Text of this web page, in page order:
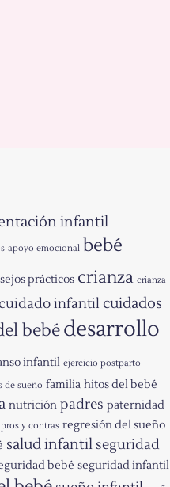
infantil
apoyo emocional bebé
prácticos crianza crianza
infantil cuidados
bebédesarrollo
infantil ejercicio postparto
de sueño familia hitos del bebé
nutrición padres paternidad
pros y contras regresión del sueño
salud infantil seguridad
bebé seguridad infantil